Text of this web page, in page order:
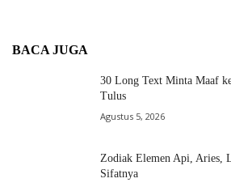
BACA JUGA
30 Long Text Minta Maaf
Tulus
Agustus 5, 2026
Zodiak Elemen Api, Aries,
Sifatnya